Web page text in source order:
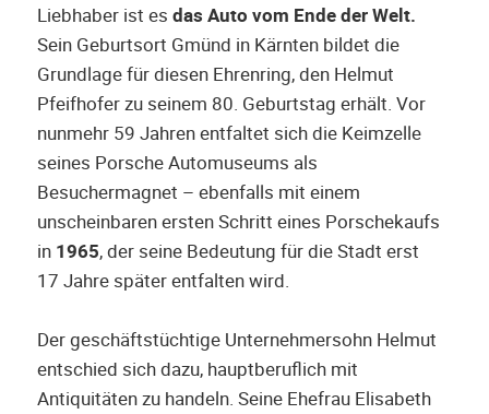
Liebhaber ist esdas Auto vom Ende der Welt.
Sein Geburtsort Gmünd in Kärnten bildet die
Grundlage für diesen Ehrenring, den Helmut
Pfeifhofer zu seinem 80. Geburtstag erhält. Vor
nunmehr 59 Jahren entfaltet sich die Keimzelle
seines Porsche Automuseums als
Besuchermagnet – ebenfalls mit einem
unscheinbaren ersten Schritt eines Porschekaufs
in 1965, der seine Bedeutung für die Stadt erst
17 Jahre später entfalten wird.
Der geschäftstüchtige Unternehmersohn Helmut
entschied sich dazu, hauptberuflich mit
Antiquitäten zu handeln. Seine Ehefrau Elisabeth